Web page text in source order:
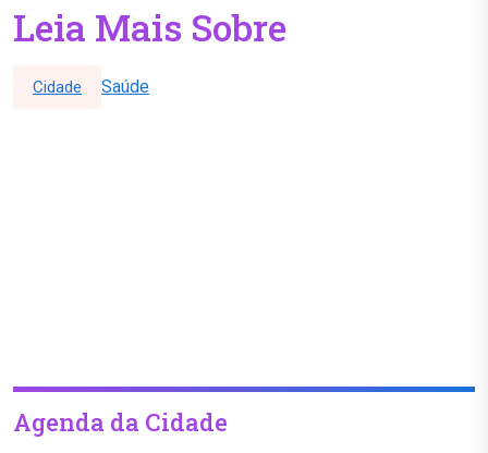
Leia Mais Sobre
Cidade Saúde
Agenda da Cidade